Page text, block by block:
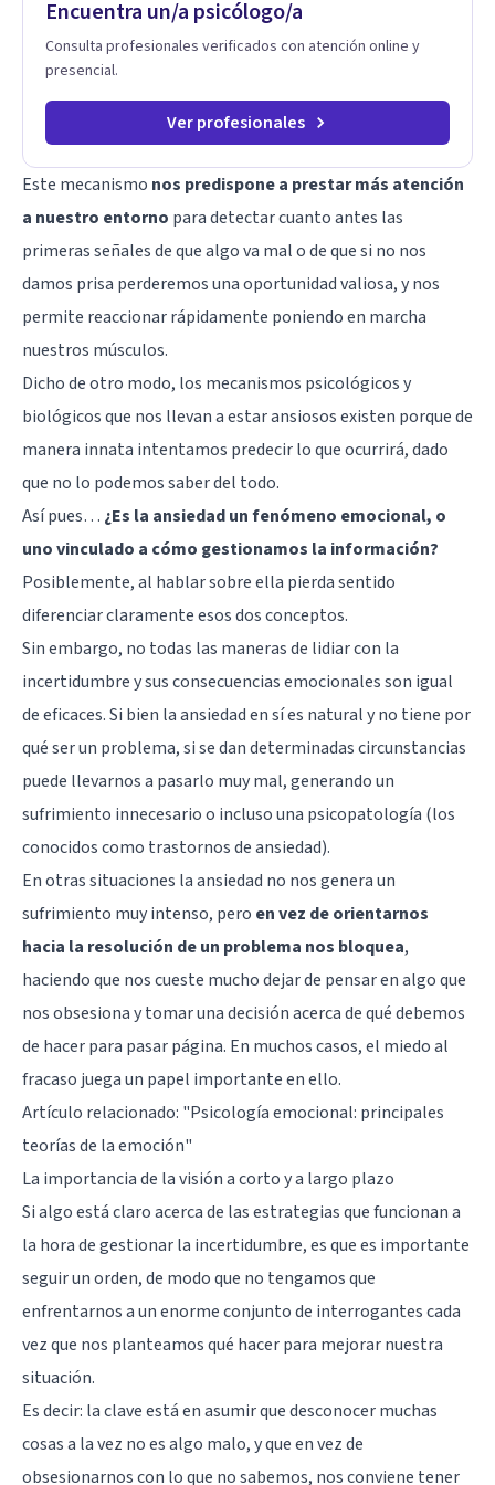
Encuentra un/a psicólogo/a
Consulta profesionales verificados con atención online y
presencial.
Ver profesionales
Este mecanismo nos predispone a prestar más atención
a nuestro entorno para detectar cuanto antes las
primeras señales de que algo va mal o de que si no nos
damos prisa perderemos una oportunidad valiosa, y nos
permite reaccionar rápidamente poniendo en marcha
nuestros músculos.
Dicho de otro modo, los mecanismos psicológicos y
biológicos que nos llevan a estar ansiosos existen porque de
manera innata intentamos predecir lo que ocurrirá, dado
que no lo podemos saber del todo.
Así pues… ¿Es la ansiedad un fenómeno emocional, o
uno vinculado a cómo gestionamos la información?
Posiblemente, al hablar sobre ella pierda sentido
diferenciar claramente esos dos conceptos.
Sin embargo, no todas las maneras de lidiar con la
incertidumbre y sus consecuencias emocionales son igual
de eficaces. Si bien la ansiedad en sí es natural y no tiene por
qué ser un problema, si se dan determinadas circunstancias
puede llevarnos a pasarlo muy mal, generando un
sufrimiento innecesario o incluso una psicopatología (los
conocidos como trastornos de ansiedad).
En otras situaciones la ansiedad no nos genera un
sufrimiento muy intenso, pero en vez de orientarnos
hacia la resolución de un problema nos bloquea,
haciendo que nos cueste mucho dejar de pensar en algo que
nos obsesiona y tomar una decisión acerca de qué debemos
de hacer para pasar página. En muchos casos, el miedo al
fracaso juega un papel importante en ello.
Artículo relacionado: "Psicología emocional: principales
teorías de la emoción"
La importancia de la visión a corto y a largo plazo
Si algo está claro acerca de las estrategias que funcionan a
la hora de gestionar la incertidumbre, es que es importante
seguir un orden, de modo que no tengamos que
enfrentarnos a un enorme conjunto de interrogantes cada
vez que nos planteamos qué hacer para mejorar nuestra
situación.
Es decir: la clave está en asumir que desconocer muchas
cosas a la vez no es algo malo, y que en vez de
obsesionarnoscon lo que no sabemos, nos conviene tener